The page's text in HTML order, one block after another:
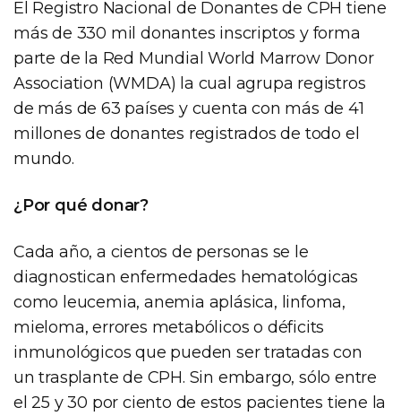
El Registro Nacional de Donantes de CPH tiene
más de 330 mil donantes inscriptos y forma
parte de la Red Mundial World Marrow Donor
Association (WMDA) la cual agrupa registros
de más de 63 países y cuenta con más de 41
millones de donantes registrados de todo el
mundo.
¿Por qué donar?
Cada año, a cientos de personas se le
diagnostican enfermedades hematológicas
como leucemia, anemia aplásica, linfoma,
mieloma, errores metabólicos o déficits
inmunológicos que pueden ser tratadas con
un trasplante de CPH. Sin embargo, sólo entre
el 25 y 30 por ciento de estos pacientes tiene la